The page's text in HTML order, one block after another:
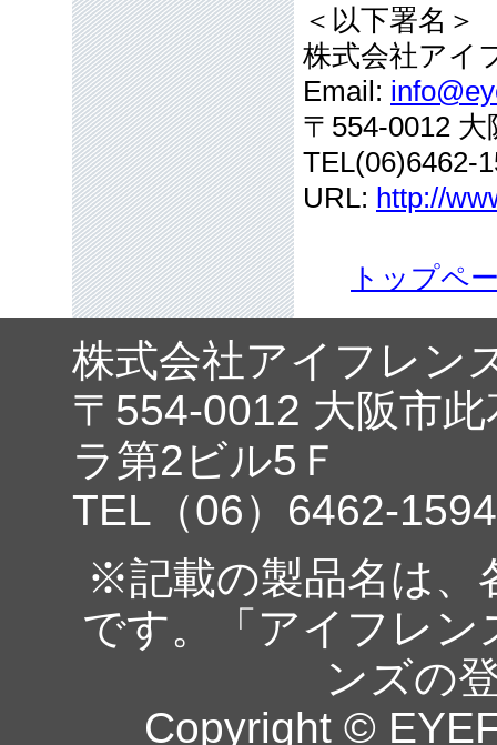
＜以下署名＞
株式会社アイ
Email:
〒554-0012
TEL(06)6462-
URL: http://
トップペ
株式会社アイフレン
〒554-0012 大阪市
ラ第2ビル5Ｆ
TEL（06）6462-
※記載の製品名は、
です。「アイフレ
ンズの
Copyright ©